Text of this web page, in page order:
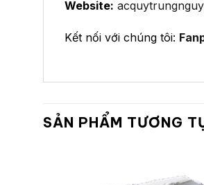
Website:
Kết nối với chúng tôi:
SẢN PHẨM TƯƠNG